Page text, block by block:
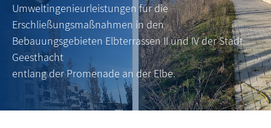
Umweltingenieurleistungen für die
Erschließungsmaßnahmen in den
Bebauungsgebieten Elbterrassen II und IV der Stadt
Geesthacht
entlang der Promenade an der Elbe.